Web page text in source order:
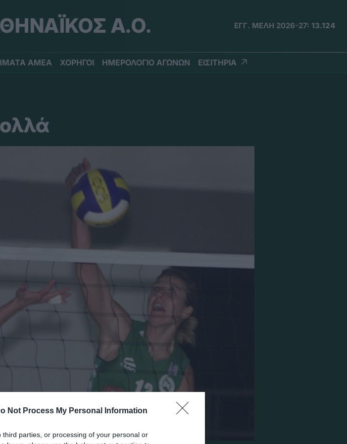
Not Process My Personal Information
parties, or processing of your personal or
Α.Ο. ΕΓΓ. ΜΕΛΗ 2026-27: 13.124
ΑΜΕΑ ΧΟΡΗΓΟΙ ΗΜΕΡΟΛΟΓΙΟ ΑΓΩΝΩΝ ΕΙΣΙΤΗΡΙΑ